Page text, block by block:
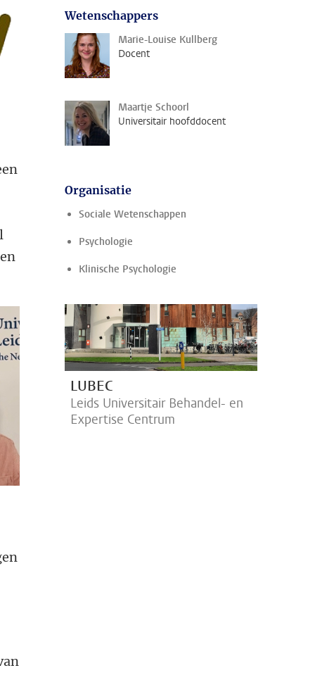
Wetenschappers
Marie-Louise Kullberg
Docent
Maartje Schoorl
Universitair hoofddocent
Organisatie
Sociale Wetenschappen
Psychologie
Klinische Psychologie
LUBEC
Leids Universitair Behandel- en
Expertise Centrum